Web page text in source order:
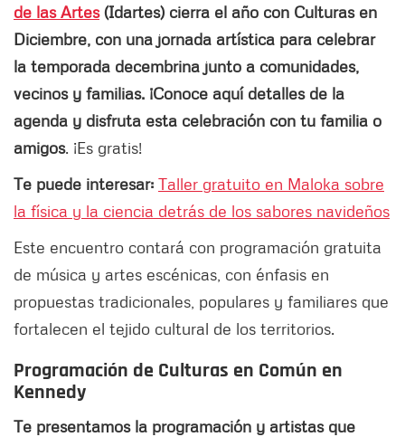
de las Artes(Idartes) cierra el año con Culturas en
Diciembre, con una jornada artística para celebrar
la temporada decembrina junto a comunidades,
vecinos y familias. ¡Conoce aquí detalles de la
agenda y disfruta esta celebración con tu familia o
amigos. ¡Es gratis!
Te puede interesar: Taller gratuito en Maloka sobre
la física y la ciencia detrás de los sabores navideños
Este encuentro contará con programación gratuita
de música y artes escénicas, con énfasis en
propuestas tradicionales, populares y familiares que
fortalecen el tejido cultural de los territorios.
Programación de Culturas en Común en
Kennedy
Te presentamos la programación y artistas que